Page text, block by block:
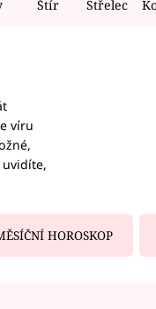
Štír Střelec
víru
HOROSKOP